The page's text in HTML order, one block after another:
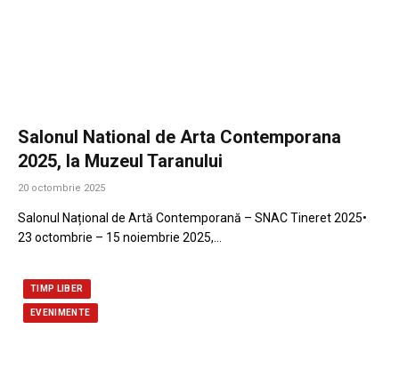
Salonul National de Arta Contemporana
2025, la Muzeul Taranului
20 octombrie 2025
Salonul Național de Artă Contemporană – SNAC Tineret 2025•
23 octombrie – 15 noiembrie 2025,…
TIMP LIBER
EVENIMENTE